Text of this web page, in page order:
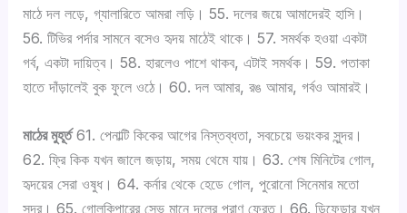
g
n
s
প্রে
ম
,
মা
র
মু
হূ
র্ত
মাঠে দল লড়ে, গ্যালারিতে আমরা লড়ি। 55. দলের জয়ে আমাদেরই হাসি।
56. টিভির পর্দার সামনে বসেও হৃদয় মাঠেই থাকে। 57. সমর্থক হওয়া একটা
গর্ব, একটা দায়িত্ব। 58. হারলেও পাশে থাকব, এটাই সমর্থক। 59. পতাকা
হাতে দাঁড়ালেই বুক ফুলে ওঠে। 60. দল আমার, রঙ আমার, গর্বও আমারই।
মাঠের মুহূর্ত61. পেনাল্টি কিকের আগের নিস্তব্ধতা, সবচেয়ে ভয়ংকর সুন্দর।
62. ফ্রি কিক যখন জালে জড়ায়, সময় থেমে যায়। 63. শেষ মিনিটের গোল,
হৃদয়ের সেরা ওষুধ। 64. কর্নার থেকে হেডে গোল, পুরোনো সিনেমার মতো
সুন্দর। 65. গোলকিপারের সেভ মানে দলের প্রাণ ফেরত। 66. ডিফেন্ডার যখন